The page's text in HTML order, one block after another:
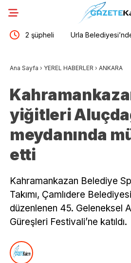
Urla Belediyesi’nden ücretsiz
Ana Sayfa › YEREL HABERLER › ANKARA
yiğitleri
meydanında
etti
Kahramankazan Belediye
Takımı, Çamlıdere
düzenlenen 45. Geleneksel
Güreşleri Festivali’ne katıldı.